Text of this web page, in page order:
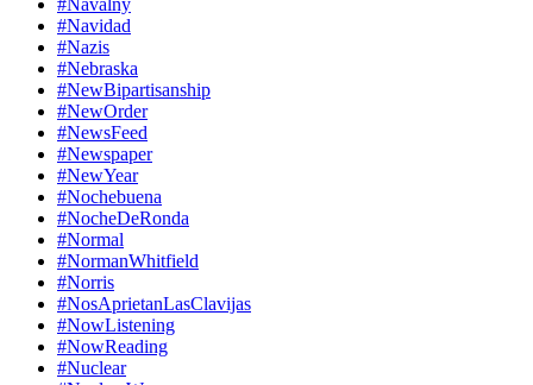
#Navalny
#Navidad
#Nazis
#Nebraska
#NewBipartisanship
#NewOrder
#NewsFeed
#Newspaper
#NewYear
#Nochebuena
#NocheDeRonda
#Normal
#NormanWhitfield
#Norris
#NosAprietanLasClavijas
#NowListening
#NowReading
#Nuclear